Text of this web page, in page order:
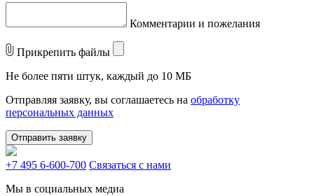
Комментарии и пожелания
Прикрепить файлы
Не более пяти штук, каждый до 10 МБ
Отправляя заявку, вы соглашаетесь на обработку
персональных данных
Отправить заявку
+7 495 6-600-700 Связаться с нами
Мы в социальных медиа